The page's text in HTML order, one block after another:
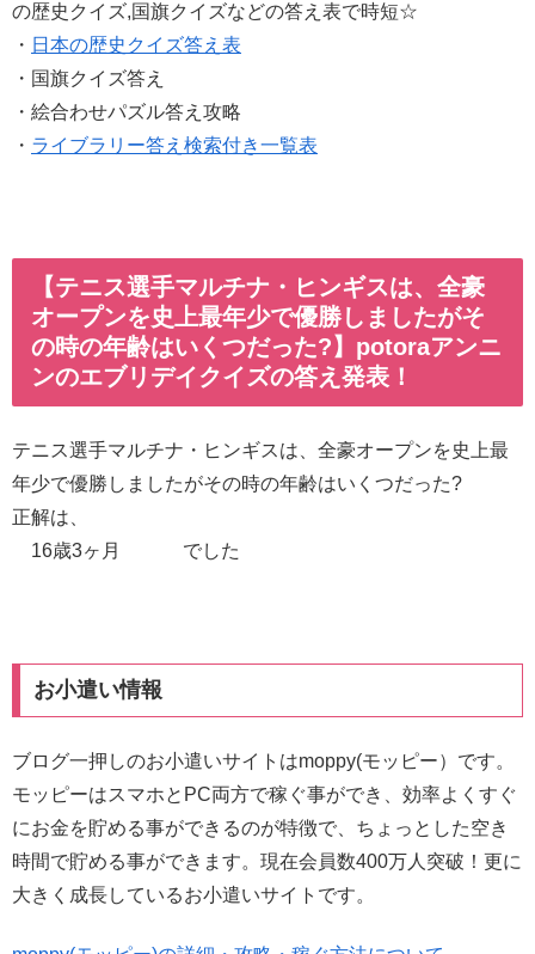
の歴史クイズ,国旗クイズなどの答え表で時短☆
・ 日本の歴史クイズ答え表
・国旗クイズ答え
・絵合わせパズル答え攻略
・ ライブラリー答え検索付き一覧表
【テニス選手マルチナ・ヒンギスは、全豪
オープンを史上最年少で優勝しましたがそ
の時の年齢はいくつだった?】potoraアンニ
ンのエブリデイクイズの答え発表！
テニス選手マルチナ・ヒンギスは、全豪オープンを史上最
年少で優勝しましたがその時の年齢はいくつだった?
正解は、
16歳3ヶ月 でした
お小遣い情報
ブログ一押しのお小遣いサイトはmoppy(モッピー）です。
モッピーはスマホとPC両方で稼ぐ事ができ、効率よくすぐ
にお金を貯める事ができるのが特徴で、ちょっとした空き
時間で貯める事ができます。現在会員数400万人突破！更に
大きく成長しているお小遣いサイトです。